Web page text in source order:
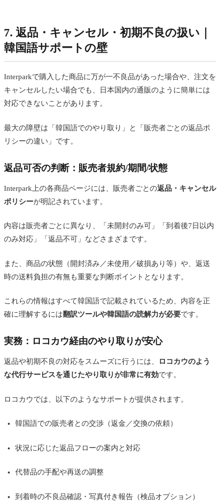
7. 返品・キャンセル・初期不良の扱い｜
韓国語サポートの壁
Interparkで購入した商品に万が一不良品があった場合や、注文を
キャンセルしたい場合でも、日本国内の通販のように簡単には
対応できないことがあります。
最大の障壁は「韓国語でのやり取り」と「販売者ごとの返品ポ
リシーの違い」です。
返品可否の判断：販売者規約/期間/状態
Interpark上の各商品ページには、販売者ごとの返品・キャンセル
ポリシーが明記されています。
内容は販売者ごとに異なり、「未開封のみ可」「到着後7日以内
のみ対応」「返品不可」などさまざまです。
また、商品の状態（開封済み／未使用／破損あり等）や、返送
時の送料負担の有無も重要な判断ポイントとなります。
これらの情報はすべて韓国語で記載されているため、内容を正
確に理解するには翻訳ツールや韓国語の読解力が必要です。
実務：ロコカウ経由のやり取りが安心
返品や初期不良の対応をスムーズに行うには、
ロコカウのよう
な代行サービスを通じたやり取りが非常に有効です。
ロコカウでは、以下のようなサポートが提供されます。
韓国語での販売者との交渉（返金／交換の依頼）
状況に応じた返品フローの案内と対応
代替品の手配や再送の調整
到着時の不良品確認・写真付き報告（検品オプション）